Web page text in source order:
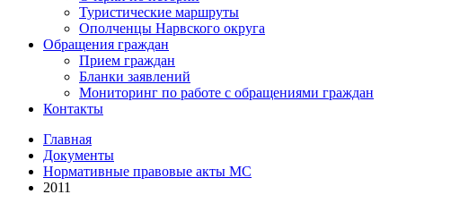
Туристические маршруты
Ополченцы Нарвского округа
Обращения граждан
Прием граждан
Бланки заявлений
Мониторинг по работе с обращениями граждан
Контакты
Главная
Документы
Нормативные правовые акты МС
2011